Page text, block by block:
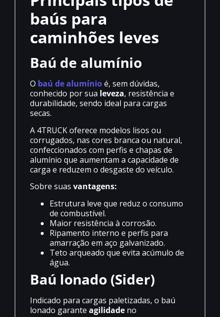
baús para
caminhões leves
Baú de alumínio
O baú de alumínioé, sem dúvidas,
conhecido por sua leveza, resistência e
durabilidade, sendo ideal para cargas
secas.
A 4TRUCK oferece modelos lisos ou
corrugados, nas cores branca ou natural,
confeccionados com perfis e chapas de
alumínio que aumentam a capacidade de
carga e reduzem o desgaste do veículo.
Sobre suas vantagens:
Estrutura leve que reduz o consumo
de combustível.
Maior resistência à corrosão.
Ripamento interno e perfis para
amarração em aço galvanizado.
Teto arqueado que evita acúmulo de
água.
Baú lonado (Sider)
Indicado para cargas paletizadas, o baú
lonado garante agilidade no